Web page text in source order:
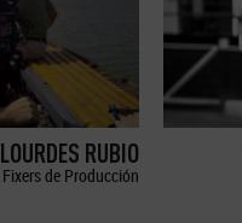
LOURDES RUBIO
Fixers de Producción